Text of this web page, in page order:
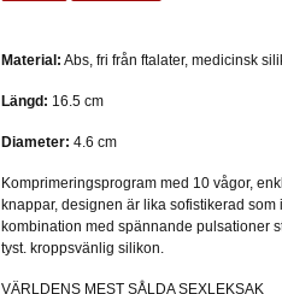
Material: Abs, fri från ftalater, medicinsk
Längd: 16.5 cm
Diameter: 4.6 cm
Komprimeringsprogram med 10 vågor,
knappar, designen är lika sofistikerad
kombination med spännande pulsationer
tyst. kroppsvänlig silikon.
VÄRLDENS MEST SÅLDA SEXLEKSAK